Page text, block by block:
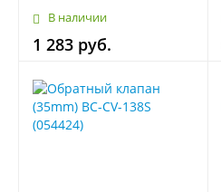
В наличии
1 283 руб.